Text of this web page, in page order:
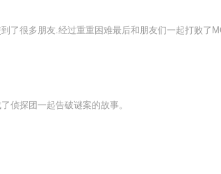
了很多朋友.经过重重困难最后和朋友们一起打败了
侦探团一起告破谜案的故事。